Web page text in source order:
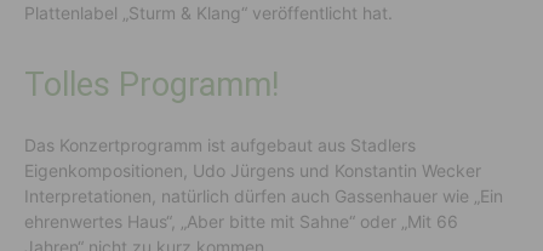
Plattenlabel „Sturm & Klang“ veröffentlicht hat.
Tolles Programm!
Das Konzertprogramm ist aufgebaut aus Stadlers
Eigenkompositionen, Udo Jürgens und Konstantin Wecker
Interpretationen, natürlich dürfen auch Gassenhauer wie „Ein
ehrenwertes Haus“, „Aber bitte mit Sahne“ oder „Mit 66
Jahren“ nicht zu kurz kommen.